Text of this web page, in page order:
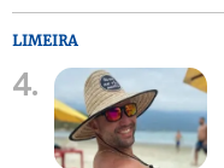
LIMEIRA
4.